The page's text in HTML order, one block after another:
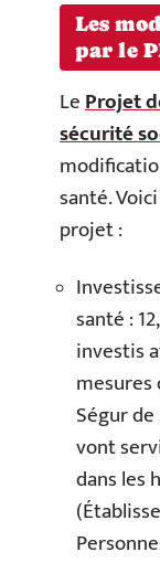
​Les
par le
LeProjet
sécurité
santé.
projet :
I
santé :
investis
mesures
Ségur de
vont
dans les